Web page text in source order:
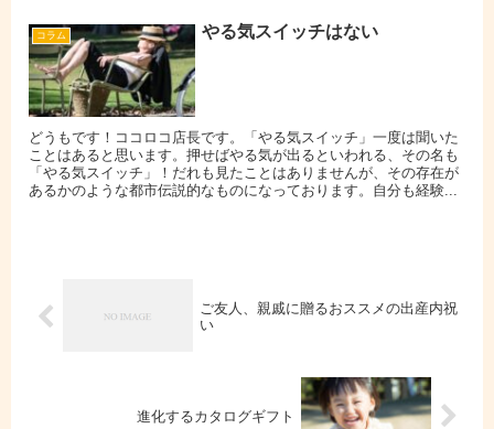
コラム やる気スイッチはない
どうもです！ココロコ店長です。「やる気スイッチ」一度は聞いた
ことはあると思います。押せばやる気が出るといわれる、その名も
「やる気スイッチ」！だれも見たことはありませんが、その存在が
あるかのような都市伝説的なものになっております。自分も経験...
ご友人、親戚に贈るおススメの出産内祝
い
進化するカタログギフト